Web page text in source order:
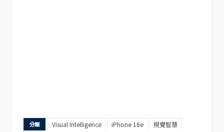
分類 Visual Intelligence iPhone 16e 視覺智慧